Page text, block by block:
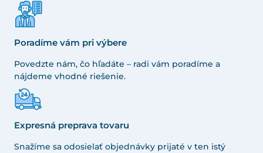
Poradíme vám pri výbere
Povedzte nám, čo hľadáte – radi vám poradíme a
nájdeme vhodné riešenie.
Expresná preprava tovaru
Snažíme sa odosielať objednávky prijaté v ten istý